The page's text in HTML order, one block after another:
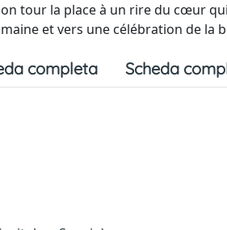
son tour la place à un rire du cœur
et vers une célébration de la
completa Scheda